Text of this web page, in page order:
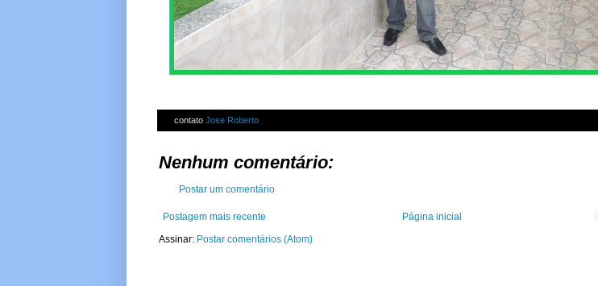
contato Jose Roberto
Nenhum comentário:
Postar um comentário
Postagem mais recente
Página inicial
Assinar: Postar comentários (Atom)